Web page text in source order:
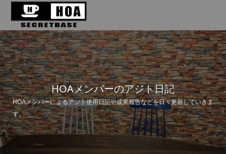
HOAメンバーのアジト日記
HOAメンバーによるアジト使用日記や成果報告などを日々更新していきま
す。